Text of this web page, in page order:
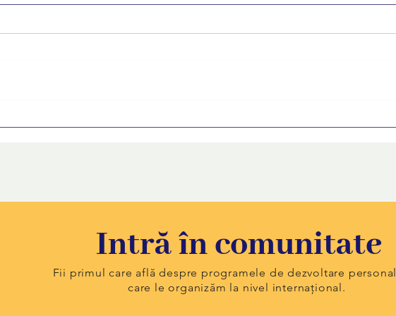
Intră în comunitate
Fii primul care află despre programele de dezvoltare
care le organizăm la nivel internațional.